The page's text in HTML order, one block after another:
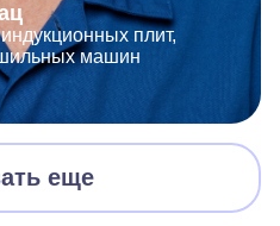
плит,
машин
еще